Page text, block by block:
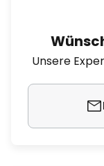
Unsere